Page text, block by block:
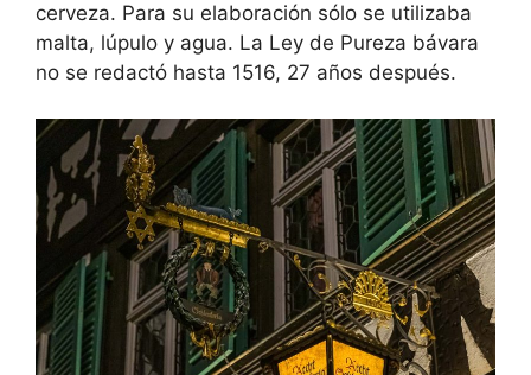
cerveza. Para su elaboración sólo se utilizaba
malta, lúpulo y agua. La Ley de Pureza bávara
no se redactó hasta 1516, 27 años después.